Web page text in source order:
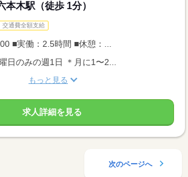
本木駅（徒歩 1分）
交通費全額支給
■実働：2.5時間 ■休憩：...
日のみの週1日 ＊月に1〜2...
もっと見る
求人詳細を見る
次のページへ